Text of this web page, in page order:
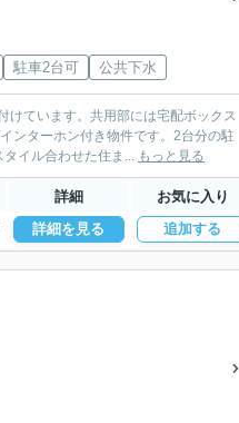
駐車2台可 公共下水
けています。共用部には宅配ボックス
ンターホン付き物件です。2台分の駐
イル合わせた住ま... もっと見る
詳細 お気に入り
詳細を見る 追加する